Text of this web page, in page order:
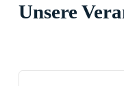
Unsere